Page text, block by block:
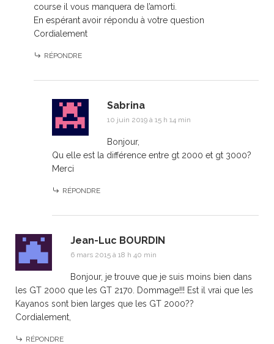
course il vous manquera de l’amorti.
En espérant avoir répondu à votre question
Cordialement
RÉPONDRE
Sabrina
10 juin 2019 à 15 h 14 min
Bonjour,
Qu elle est la différence entre gt 2000 et gt 3000?
Merci
RÉPONDRE
Jean-Luc BOURDIN
6 mars 2015 à 18 h 40 min
Bonjour, je trouve que je suis moins bien dans
les GT 2000 que les GT 2170. Dommage!!! Est il vrai que les
Kayanos sont bien larges que les GT 2000??
Cordialement,
RÉPONDRE